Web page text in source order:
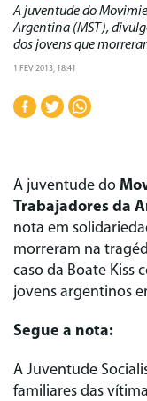
A juventude do
Argentina (MST),
dos jovens que
1 FEV 2013, 18:41
A juventude do
Trabajadores da
nota em
morreram na
caso da Boate Kiss
jovens argentinos
Segue a nota:
A Juventude
familiares das